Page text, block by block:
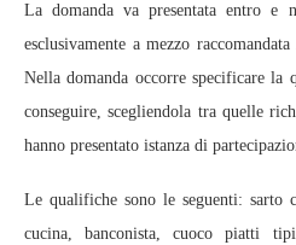
La domanda va presentata entro
esclusivamente a mezzo
Nella domanda occorre specificare la
conseguire, scegliendola tra quelle
hanno presentato istanza di
Le qualifiche sono le seguenti: sarto
cucina, banconista, cuoco piatti